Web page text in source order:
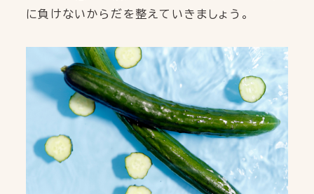
に負けないからだを整えていきましょう。